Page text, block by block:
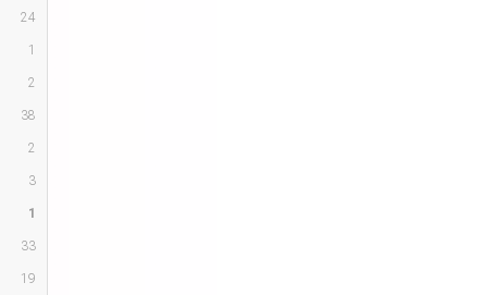
24
1
2
38
2
3
1
33
19